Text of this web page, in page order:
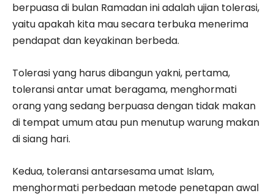
berpuasa di bulan Ramadan ini adalah ujian tolerasi,
yaitu apakah kita mau secara terbuka menerima
pendapat dan keyakinan berbeda.
Tolerasi yang harus dibangun yakni, pertama,
toleransi antar umat beragama, menghormati
orang yang sedang berpuasa dengan tidak makan
di tempat umum atau pun menutup warung makan
di siang hari.
Kedua, toleransi antarsesama umat Islam,
menghormati perbedaan metode penetapan awal